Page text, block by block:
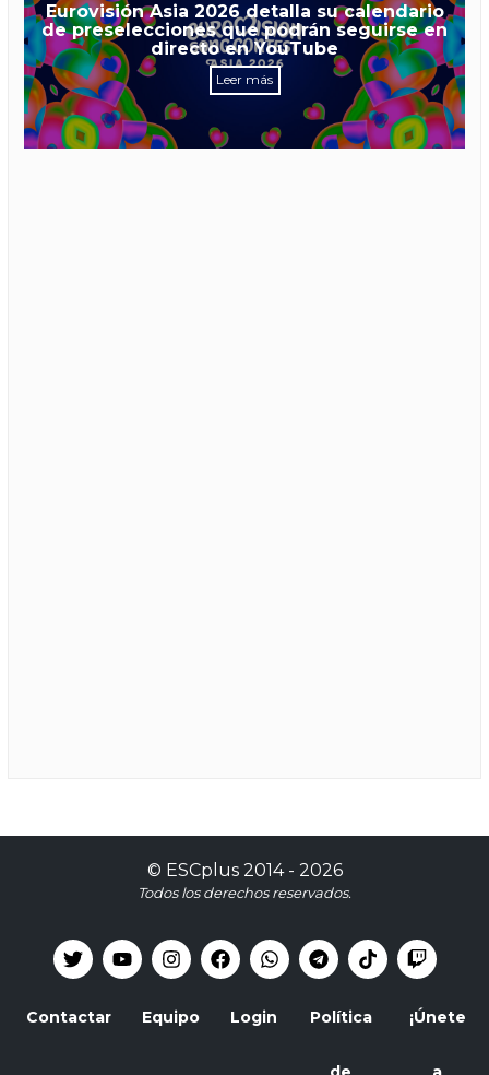
Eurovisión Asia 2026 detalla su calendario
de preselecciones que podrán seguirse en
directo en YouTube
Leer más
© ESCplus2014 - 2026
Todos los derechos reservados.
Contactar Equipo Login Política ¡Únete